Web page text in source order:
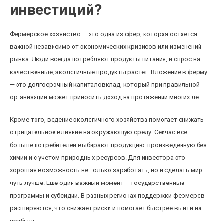
инвестиций?
Фермерское хозяйство — это одна из сфер, которая остается
важной независимо от экономических кризисов или изменений
рынка. Люди всегда потребляют продукты питания, и спрос на
качественные, экологичные продукты растет. Вложение в ферму
— это долгосрочный капиталовклад, который при правильной
организации может приносить доход на протяжении многих лет.
Кроме того, ведение экологичного хозяйства помогает снижать
отрицательное влияние на окружающую среду. Сейчас все
больше потребителей выбирают продукцию, произведенную без
химии и с учетом природных ресурсов. Для инвестора это
хорошая возможность не только заработать, но и сделать мир
чуть лучше. Еще один важный момент — государственные
программы и субсидии. В разных регионах поддержки фермеров
расширяются, что снижает риски и помогает быстрее выйти на